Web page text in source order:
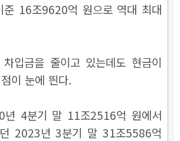
16조9620억 원으로 역대 최대
입금을 줄이고 있는데도 현금이
이 눈에 띈다.
년 4분기 말 11조2516억 원에서
2023년 3분기 말 31조5586억